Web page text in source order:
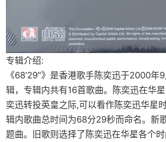
专辑介绍:
《68’29″》是香港歌手陈奕迅于2000
辑，专辑内共有16首歌曲。陈奕迅在华
奕迅转投英皇之际,可以看作陈奕迅华星
辑内歌曲总时间为68分29秒而命名。新
题曲。旧歌则选择了陈奕迅在华星各个